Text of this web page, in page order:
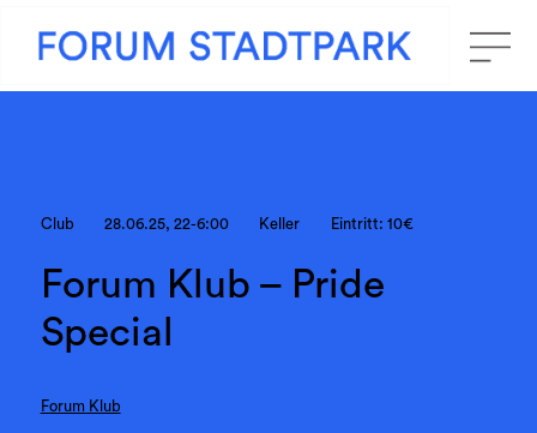
Club 28.06.25, 22-6:00 Keller Eintritt: 10€
Forum Klub – Pride
Special
Forum Klub